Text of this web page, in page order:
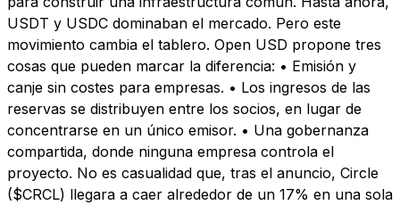
USDT y USDC dominaban el mercado. Pero este
movimiento cambia el tablero. Open USD propone tres
cosas que pueden marcar la diferencia: • Emisión y
canje sin costes para empresas. • Los ingresos de las
reservas se distribuyen entre los socios, en lugar de
concentrarse en un único emisor. • Una gobernanza
compartida, donde ninguna empresa controla el
proyecto. No es casualidad que, tras el anuncio, Circle
($CRCL) llegara a caer alrededor de un 17% en una sola